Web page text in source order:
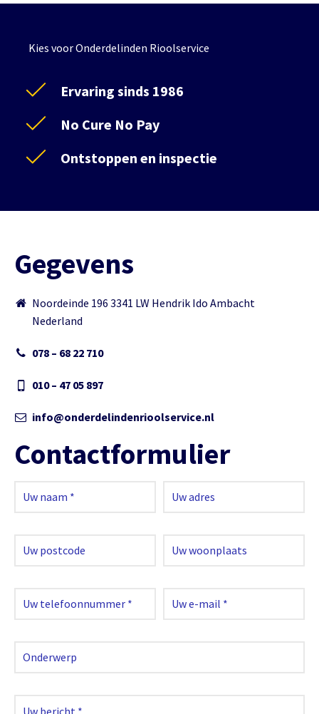
Kies voor Onderdelinden Rioolservice
Ervaring sinds 1986
No Cure No Pay
Ontstoppen en inspectie
Gegevens
Noordeinde 196 3341 LW Hendrik Ido Ambacht
Nederland
078 – 68 22 710
010 – 47 05 897
info@onderdelindenrioolservice.nl
Contactformulier